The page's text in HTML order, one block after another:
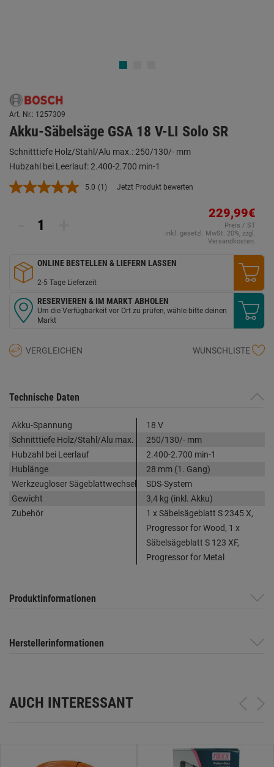
Art. Nr.: 1257309
Akku-Säbelsäge GSA 18 V-LI Solo SR
Schnitttiefe Holz/Stahl/Alu max.: 250/130/- mm
Hubzahl bei Leerlauf: 2.400-2.700 min-1
5.0 Bewertung
(1) Jetzt Produkt bewerten
229,99€
Preis / ST
inkl. gesetzl. MwSt. 20%, zzgl.
Versandkosten.
ONLINE BESTELLEN & LIEFERN LASSEN
2-5 Tage Lieferzeit
RESERVIEREN & IM MARKT ABHOLEN
Um die Verfügbarkeit vor Ort zu prüfen, wähle bitte deinen
Markt
VERGLEICHEN WUNSCHLISTE
Technische Daten
Akku-Spannung
18 V
Schnitttiefe Holz/Stahl/Alu max.
250/130/- mm
Hubzahl bei Leerlauf
2.400-2.700 min-1
Hublänge
28 mm (1. Gang)
Werkzeugloser Sägeblattwechsel
SDS-System
Gewicht
3,4 kg (inkl. Akku)
Zubehör
1 x Säbelsägeblatt S 2345 X,
Progressor for Wood, 1 x
Säbelsägeblatt S 123 XF,
Progressor for Metal
Produktinformationen
Herstellerinformationen
AUCH INTERESSANT